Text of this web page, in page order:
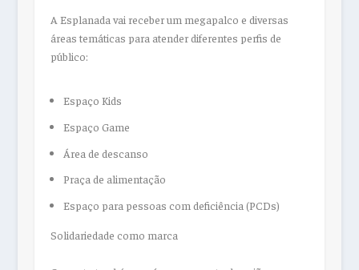
A Esplanada vai receber um megapalco e diversas
áreas temáticas para atender diferentes perfis de
público:
Espaço Kids
Espaço Game
Área de descanso
Praça de alimentação
Espaço para pessoas com deficiência (PCDs)
Solidariedade como marca